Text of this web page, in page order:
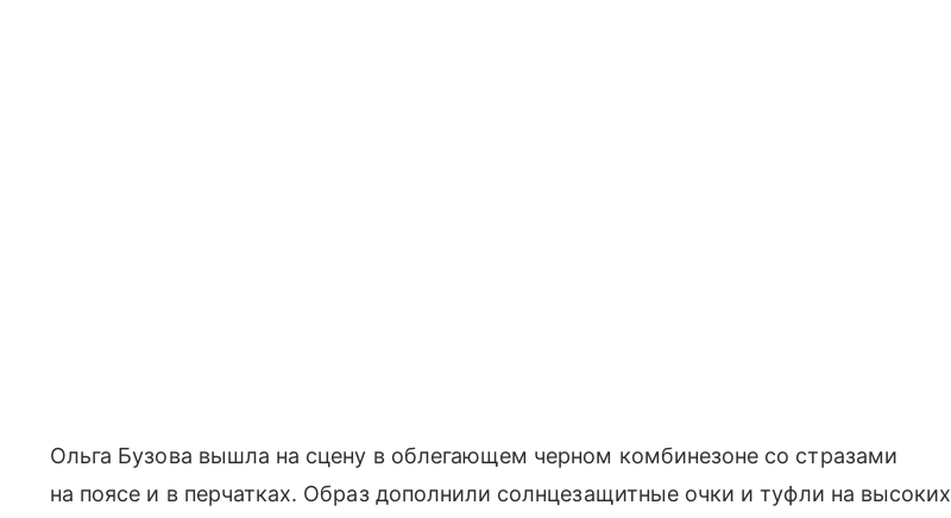
Ольга Бузова вышла на сцену в облегающем черном комбинезоне со стразами
на поясе и в перчатках. Образ дополнили солнцезащитные очки и туфли на высоких